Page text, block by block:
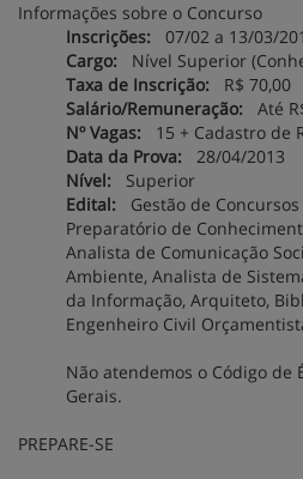
Informações sobre o Concurso
Inscrições: 07/02 a 13/03/
Cargo: Nível Superior
Taxa de Inscrição: R$ 70,00
Salário/Remuneração: Até
Nº Vagas: 15 + Cadastro de
Data da Prova: 28/04/2013
Nível: Superior
Edital: Gestão de Concursos
Preparatório de
Analista de Comunicação
Ambiente, Analista de
da Informação, Arquiteto,
Engenheiro Civil
Não atendemos o Código de
Gerais.
PREPARE-SE